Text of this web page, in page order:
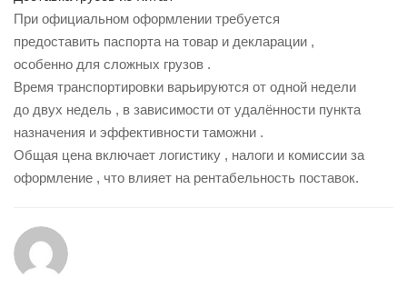
При официальном оформлении требуется
предоставить паспорта на товар и декларации ,
особенно для сложных грузов .
Время транспортировки варьируются от одной недели
до двух недель , в зависимости от удалённости пункта
назначения и эффективности таможни .
Общая цена включает логистику , налоги и комиссии за
оформление , что влияет на рентабельность поставок.